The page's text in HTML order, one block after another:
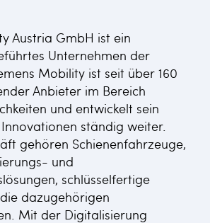
Austria GmbH ist ein
Unternehmen der
Mobility ist seit über 160
Anbieter im Bereich
und entwickelt sein
ständig weiter.
gehören Schienenfahrzeuge,
und
schlüsselfertige
dazugehörigen
Mit der Digitalisierung